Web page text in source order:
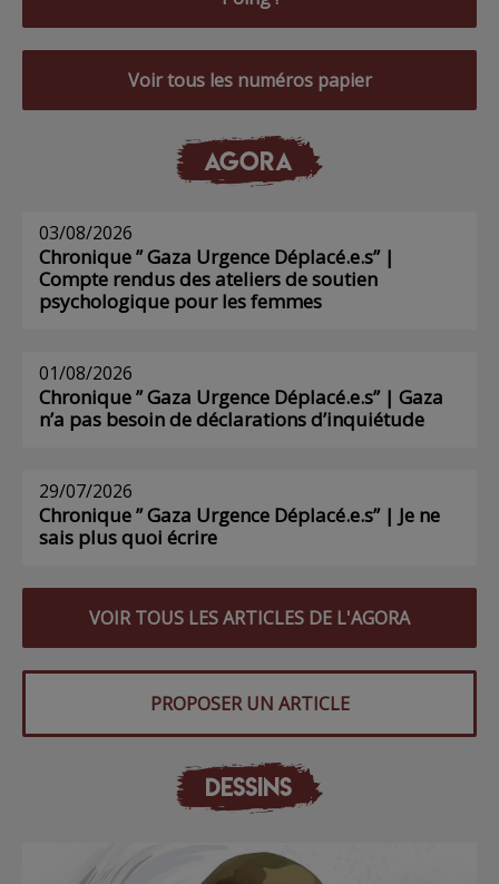
Voir tous les numéros papier
AGORA
03/08/2026
Chronique ” Gaza Urgence Déplacé.e.s” |
Compte rendus des ateliers de soutien
psychologique pour les femmes
01/08/2026
Chronique ” Gaza Urgence Déplacé.e.s” | Gaza
n’a pas besoin de déclarations d’inquiétude
29/07/2026
Chronique ” Gaza Urgence Déplacé.e.s” | Je ne
sais plus quoi écrire
VOIR TOUS LES ARTICLES DE L'AGORA
PROPOSER UN ARTICLE
DESSINS